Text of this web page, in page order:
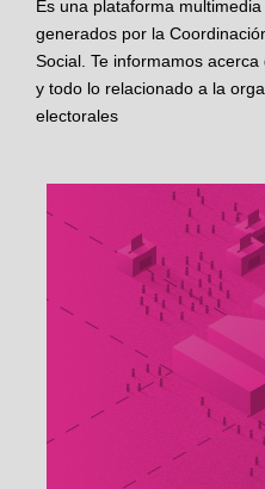
Es una plataforma
generados por la
Social. Te informamos
y todo lo relacionado a la
electorales